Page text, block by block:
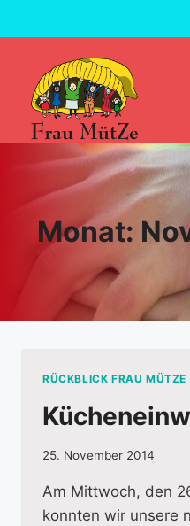
Inhalt
Monat:
RÜCKBLICK FRAU MÜTZE
25. November 2014
Am Mittwoch, den
konnten wir unsere